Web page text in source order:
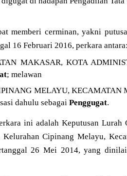
memberi cerminan, yakni
16 Februari 2016, perkara antara:
MAKASAR, KOTA
; melawan
MELAYU,
dahulu sebagaiPenggugat.
ini adalah Keputusan
Kelurahan Cipinang Melayu,
26 Mei 2014, yang